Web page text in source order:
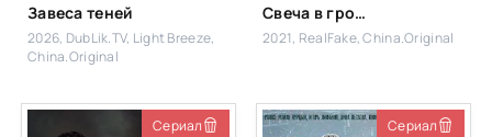
Завеса теней
2026, DubLik.TV, Light Breeze,
China.Original
Свеча в гробнице: Долина червей
2021, RealFake, China.Original
Сериал Сериал